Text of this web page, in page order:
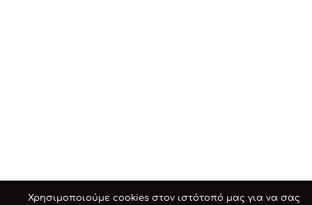
Χρησιμοποιούμε cookies στον ιστότοπό μας για να σας